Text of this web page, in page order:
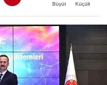
Büyüt Küçült